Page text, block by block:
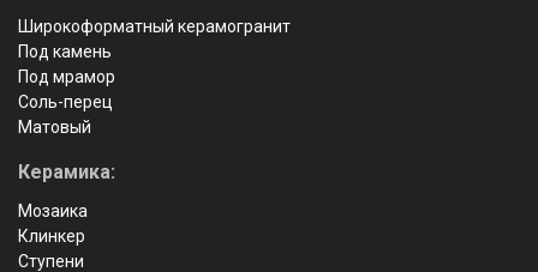
Широкоформатный керамогранит
Под камень
Под мрамор
Соль-перец
Матовый
Керамика:
Мозаика
Клинкер
Ступени